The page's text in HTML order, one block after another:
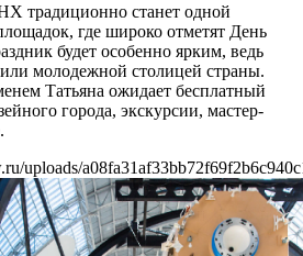
традиционно станет одной
где широко отметят День
будет особенно ярким, ведь
молодежной столицей страны.
Татьяна ожидает бесплатный
города, экскурсии, мастер-
uploads/